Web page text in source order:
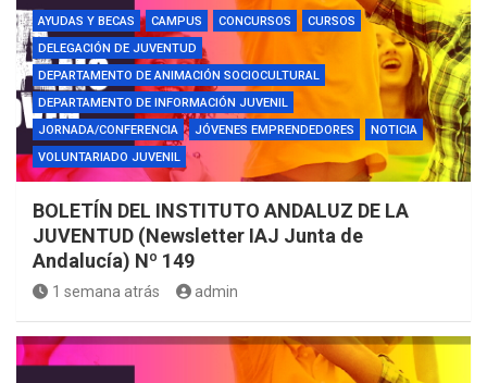
AYUDAS Y BECAS CAMPUS CONCURSOS
CURSOS
DELEGACIÓN DE JUVENTUD
DEPARTAMENTO DE ANIMACIÓN SOCIOCULTURAL
DEPARTAMENTO DE INFORMACIÓN JUVENIL
JORNADA/CONFERENCIA
JÓVENES EMPRENDEDORES
NOTICIA
VOLUNTARIADO JUVENIL
BOLETÍN DEL INSTITUTO ANDALUZ DE LA
JUVENTUD (Newsletter IAJ Junta de
Andalucía) Nº 149
1 semana atrás admin